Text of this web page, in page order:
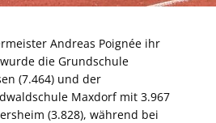
Andreas Poignée ihr
die Grundschule
(7.464) und der
Maxdorf mit 3.967
(3.828), während bei